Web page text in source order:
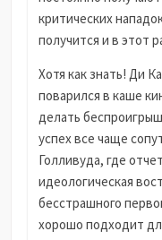
критических
получится и в этот
Хотя как знать! Ди
поварился в каше
делать
успех все чаще
Голливуда, где
идеологическая
бесстрашного
хорошо подходит